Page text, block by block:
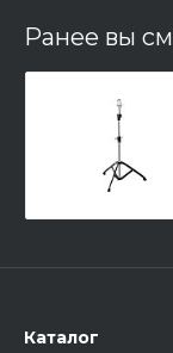
Ранее вы
Каталог